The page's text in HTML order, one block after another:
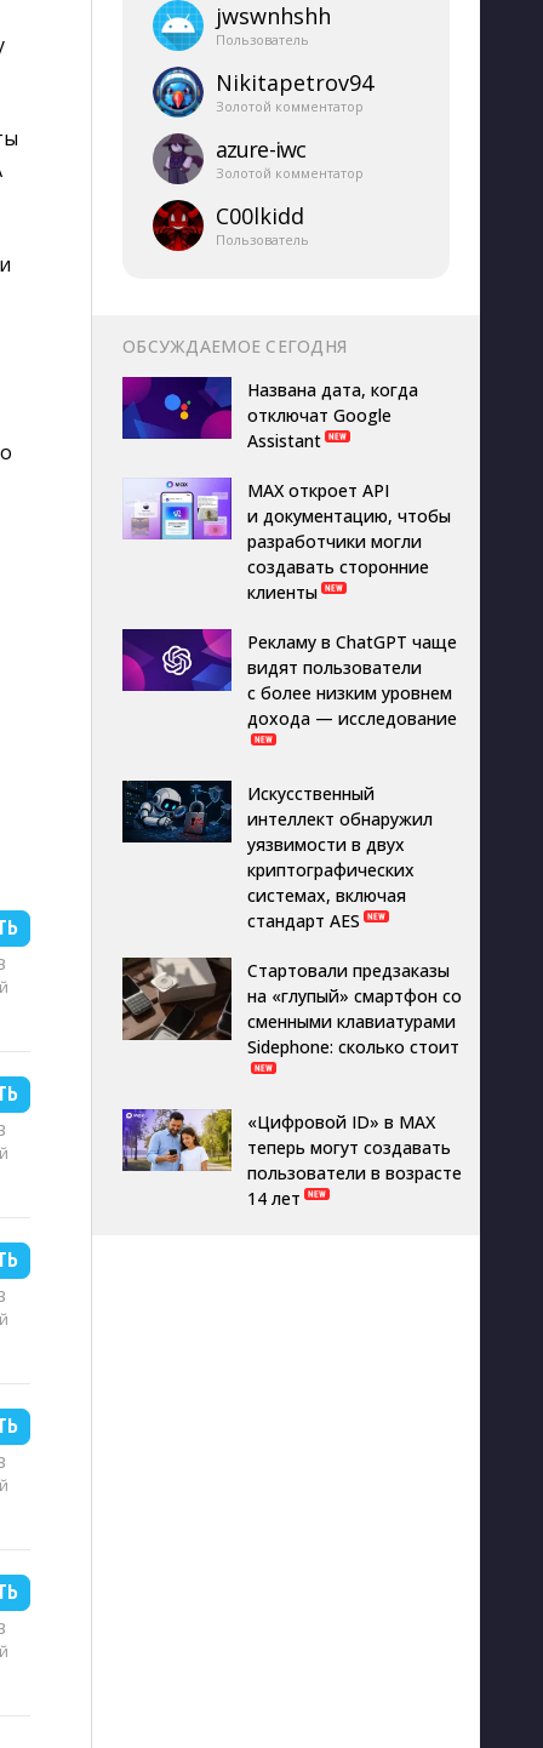
jwswnhshh
Пользователь
Nikitapetrov94
Золотой комментатор
azure-​iwc
Золотой комментатор
C00lkidd
Пользователь
ОБСУЖДАЕМОЕ СЕГОДНЯ
Названа дата, когда
отключат Google
Assistant
MAX откроет API
и документацию, чтобы
разработчики могли
создавать сторонние
клиенты
Рекламу в ChatGPT чаще
видят пользователи
с более низким уровнем
дохода — исследование
Искусственный
интеллект обнаружил
уязвимости в двух
криптографических
системах, включая
стандарт AES
Стартовали предзаказы
на «глупый» смартфон со
сменными клавиатурами
Sidephone: сколько стоит
«Цифровой ID» в MAX
теперь могут создавать
пользователи в возрасте
14 лет